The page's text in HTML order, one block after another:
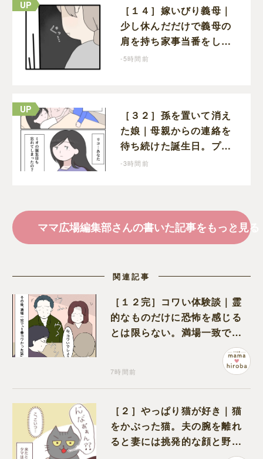
［１４］嫁いびり義母｜
少し休んだだけで義母の
肩を持ち家事当番をしな
かったと責める夫
-5時間前
［３２］孫を置いて消え
た娘｜母親からの連絡を
待ち続けた誕生日。プレ
ゼントもお祝いの言葉も
-3時間前
ママ広場編集部さんの書いた記事をもっと見る
関連記事
［１２完］コワい体験談｜霊
的なものだけに恐怖を感じる
とは限らない。満場一致でコ
ワいと認定された意外な体験
7時間前
［２］やっぱり猫が好き｜猫
をかぶった猫。夫の腕を離れ
ると妻には挑発的な顔と野太